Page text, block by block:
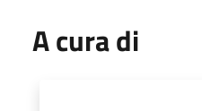
A cura di